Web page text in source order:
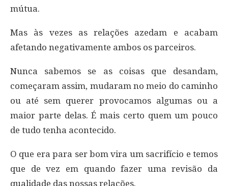
mútua.
Mas às vezes as relações azedam e acabam
afetando negativamente ambos os parceiros.
Nunca sabemos se as coisas que desandam,
começaram assim, mudaram no meio do caminho
ou até sem querer provocamos algumas ou a
maior parte delas. É mais certo quem um pouco
de tudo tenha acontecido.
O que era para ser bom vira um sacrifício e temos
que de vez em quando fazer uma revisão da
qualidade das nossas relações.